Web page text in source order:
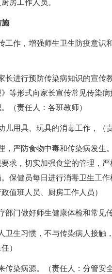
房工作人员。
作，增强师生卫生防疫意识
进行预防传染病知识的宣传
等形式向家长宣传常见传染
（责任人：各班教师）
用具、玩具的消毒工作，（责
严防食物中毒和传染病发生
求，切实加强食堂的管理，
保健员每日进行消毒卫生工
值班人员、厨房工作人员）
门做好师生健康体检和常见传
生习惯，不与传染病人接触
）
染病源。（责任人：分管安全